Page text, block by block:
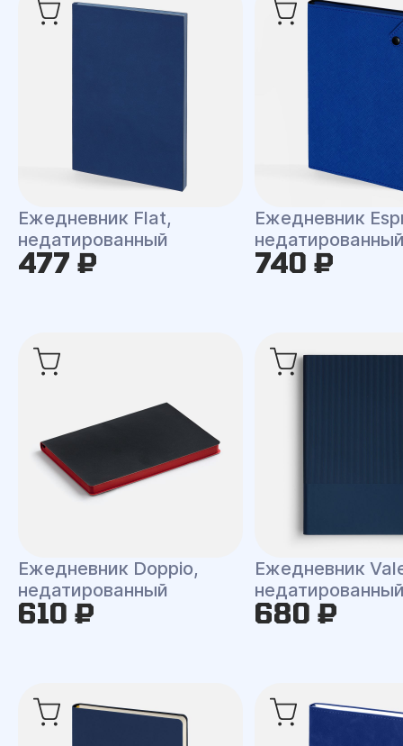
Ежедневник Flat,
недатированный
477 ₽
Ежедневник
740 ₽
Ежедневник Doppio,
недатированный
610 ₽
Ежедневник
680 ₽